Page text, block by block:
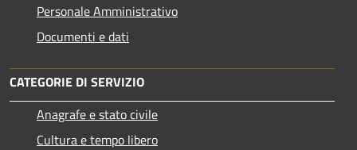
Personale Amministrativo
Documenti e dati
CATEGORIE DI SERVIZIO
Anagrafe e stato civile
Cultura e tempo libero